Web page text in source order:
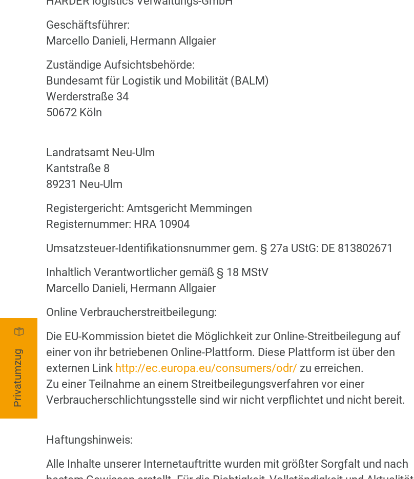
Privatumzug
Geschäftsführer:
Marcello Danieli, Hermann Allgaier
Zuständige Aufsichtsbehörde:
Bundesamt für Logistik und Mobilität (BALM)
Werderstraße 34
50672 Köln
Landratsamt Neu-Ulm
Kantstraße 8
89231 Neu-Ulm
Registergericht: Amtsgericht Memmingen
Registernummer: HRA 10904
Umsatzsteuer-Identifikationsnummer gem. § 27a UStG: DE 813802671
Inhaltlich Verantwortlicher gemäß § 18 MStV
Marcello Danieli, Hermann Allgaier
Online Verbraucherstreitbeilegung:
Die EU-Kommission bietet die Möglichkeit zur Online-Streitbeilegung auf
einer von ihr betriebenen Online-Plattform. Diese Plattform ist über den
externen Link http://ec.europa.eu/consumers/odr/ zu erreichen.
Zu einer Teilnahme an einem Streitbeilegungsverfahren vor einer
Verbraucherschlichtungsstelle sind wir nicht verpflichtet und nicht bereit.
Haftungshinweis:
Alle Inhalte unserer Internetauftritte wurden mit größter Sorgfalt und nach